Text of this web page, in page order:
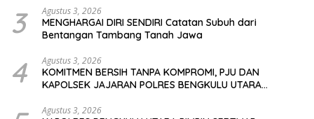
3 Agustus 3, 2026
MENGHARGAI DIRI SENDIRI Catatan Subuh dari
Bentangan Tambang Tanah Jawa
4 Agustus 3, 2026
KOMITMEN BERSIH TANPA KOMPROMI, PJU DAN
KAPOLSEK JAJARAN POLRES BENGKULU UTARA
Agustus 3, 2026